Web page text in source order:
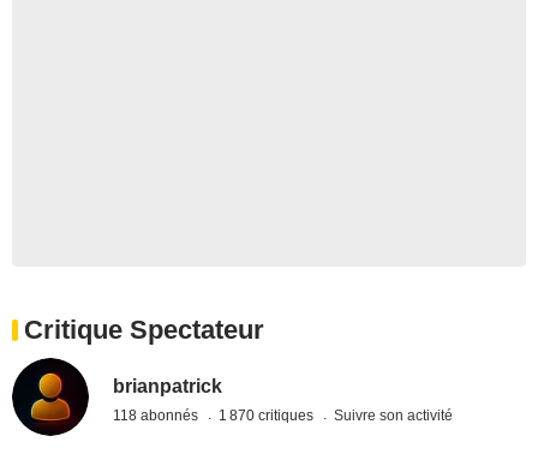
Critique Spectateur
brianpatrick
118 abonnés 1 870 critiques Suivre son activité